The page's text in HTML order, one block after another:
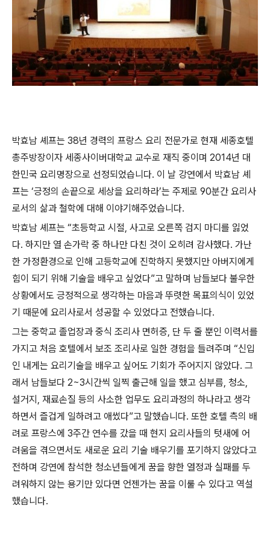
박효남 셰프는 38년 경력의 프랑스 요리 전문가로 현재 세종호텔
총주방장이자 세종사이버대학교 교수로 재직 중이며 2014년 대
한민국 요리명장으로 선정되었습니다. 이 날 강연에서 박효남 셰
프는 ‘긍정의 손끝으로 세상을 요리하라’는 주제로 90분간 요리사
로서의 삶과 철학에 대해 이야기해주었습니다.
박효남 셰프는 “초등학교 시절, 사고로 오른쪽 검지 마디를 잃었
다. 하지만 열 손가락 중 하나만 다친 것이 오히려 감사했다. 가난
한 가정환경으로 인해 고등학교에 진학하지 못했지만 아버지에게
힘이 되기 위해 기술을 배우고 싶었다”고 말하며 남들보다 불우한
상황에서도 긍정적으로 생각하는 마음과 뚜렷한 목표의식이 있었
기 때문에 요리사로서 성공할 수 있었다고 전했습니다.
그는 중학교 졸업장과 중식 조리사 면허증, 단 두 줄 뿐인 이력서를
가지고 처음 호텔에서 보조 조리사로 일한 경험을 들려주며 “신입
인 내게는 요리기술을 배우고 싶어도 기회가 주어지지 않았다. 그
래서 남들보다 2~3시간씩 일찍 출근해 일을 했고 심부름, 청소,
설거지, 재료손질 등의 사소한 업무도 요리과정의 하나라고 생각
하면서 즐겁게 일하려고 애썼다”고 말했습니다. 또한 호텔 측의 배
려로 프랑스에 3주간 연수를 갔을 때 현지 요리사들의 텃새에 어
려움을 겪으면서도 새로운 요리 기술 배우기를 포기하지 않았다고
전하며 강연에 참석한 청소년들에게 꿈을 향한 열정과 실패를 두
려워하지 않는 용기만 있다면 언젠가는 꿈을 이룰 수 있다고 역설
했습니다.